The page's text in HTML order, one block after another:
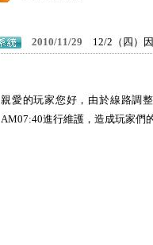
2010/11/29 12/2（四）
親愛的玩家您好，由於線路調
AM07:40進行維護，造成玩家們